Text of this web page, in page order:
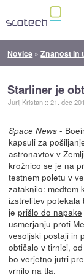
Novice »Znanost in
Starliner je
Jurij Kristan ::21. dec
Space News-
kapsuli za
astronavtov v
krožnico se je na
testnem poletu v
zataknilo: medtem
izstrelitev potekala
je prišlo do napake
usmerjanju proti
vesoljski postaji in
obtičalo v tirnici,
bo verjetno jutri
vrnilo na tla.